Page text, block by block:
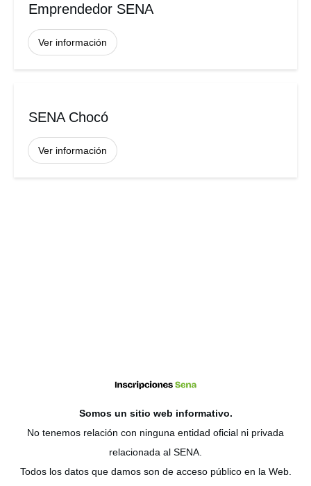
Emprendedor SENA
Ver información
SENA Chocó
Ver información
Somos un sitio web informativo.
No tenemos relación con ninguna entidad oficial ni privada
relacionada al SENA.
Todos los datos que damos son de acceso público en la Web.